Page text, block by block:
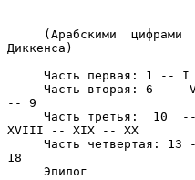
(Арабскими  цифрами
Диккенса)
Часть первая: 1 --
Часть вторая: 6 --
-- 9
Часть третья:  10
XVIII -- XIX -- XX
Часть четвертая: 13
18
     Эпилог